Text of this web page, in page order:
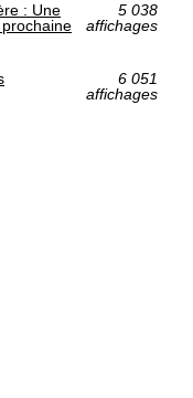
: Une
5 038
affichages
6 051
affichages